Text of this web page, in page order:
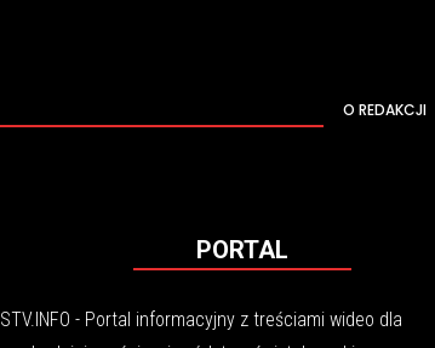
O REDAKCJI
PORTAL
STV.INFO - Portal informacyjny z treściami wideo dla